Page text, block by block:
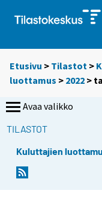
Etusivu > Tilastot >
luottamus > 2022 >
Avaa valikko
TILASTOT
Kuluttajien